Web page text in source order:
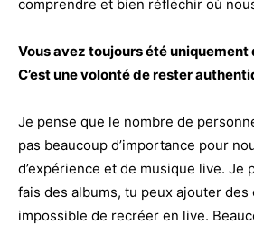
comprendre et bien réfléchir où
Vous avez toujours été uniquement
C’est une volonté de rester
Je pense que le nombre de
pas beaucoup d’importance pour
d’expérience et de musique live. Je
fais des albums, tu peux ajouter des
impossible de recréer en live.